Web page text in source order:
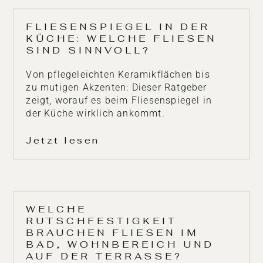
FLIESENSPIEGEL IN DER
KÜCHE: WELCHE FLIESEN
SIND SINNVOLL?
Von pflegeleichten Keramikflächen bis
zu mutigen Akzenten: Dieser Ratgeber
zeigt, worauf es beim Fliesenspiegel in
der Küche wirklich ankommt.
Jetzt lesen
WELCHE
RUTSCHFESTIGKEIT
BRAUCHEN FLIESEN IM
BAD, WOHNBEREICH UND
AUF DER TERRASSE?